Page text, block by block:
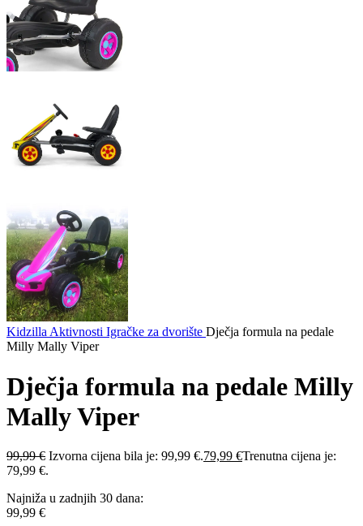
Kidzilla Aktivnosti Igračke za dvorište Dječja formula na pedale
Milly Mally Viper
Dječja formula na pedale Milly
Mally Viper
99,99€ Izvorna cijena bila je: 99,99 €.79,99 €Trenutna cijena je:
79,99 €.
Najniža u zadnjih 30 dana:
99,99 €